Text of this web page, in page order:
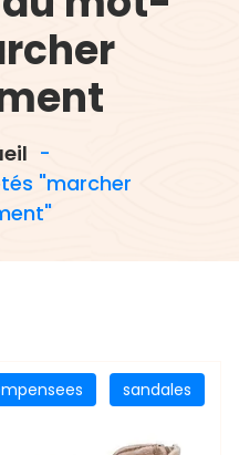
-
"marcher
sandales